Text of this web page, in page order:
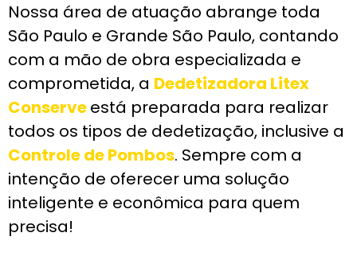
Nossa área de atuação abrange toda
São Paulo e Grande São Paulo, contando
com a mão de obra especializada e
comprometida, a Dedetizadora Litex
Conserveestá preparada para realizar
todos os tipos de dedetização, inclusive a
Controle de Pombos. Sempre com a
intenção de oferecer uma solução
inteligente e econômica para quem
precisa!